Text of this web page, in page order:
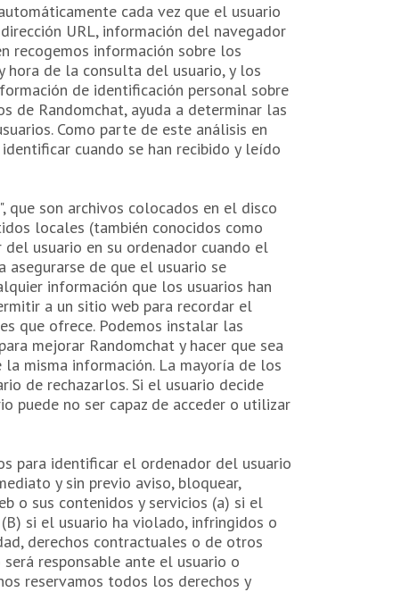
cada vez que el usuario
URL, información del navegador
recogemos información sobre los
hora de la consulta del usuario, y los
de identificación personal sobre
de Randomchat, ayuda a determinar las
Como parte de este análisis en
cuando se han recibido y leído
que son archivos colocados en el disco
locales (también conocidos como
usuario en su ordenador cuando el
asegurarse de que el usuario se
información que los usuarios han
a un sitio web para recordar el
que ofrece. Podemos instalar las
mejorar Randomchat y hacer que sea
misma información. La mayoría de los
de rechazarlos. Si el usuario decide
puede no ser capaz de acceder o utilizar
para identificar el ordenador del usuario
y sin previo aviso, bloquear,
o sus contenidos y servicios (a) si el
si el usuario ha violado, infringidos o
derechos contractuales o de otros
responsable ante el usuario o
reservamos todos los derechos y